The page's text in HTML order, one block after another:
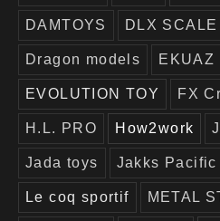
DAMTOYS DLX SCALE
Dragon models EKUAZ
EVOLUTION TOY FX
H.L. PRO How2work
Jada toys Jakks Pacific
Le coq sportif METAL